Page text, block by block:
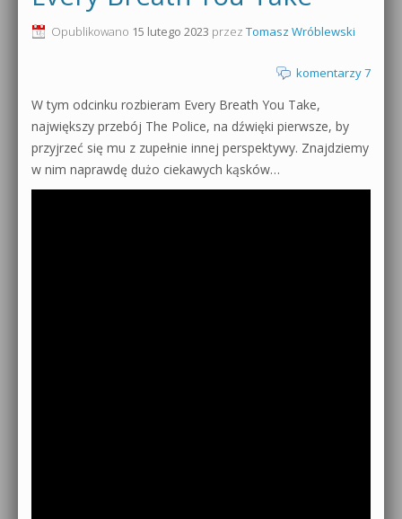
Produkcja muzyczna od podstaw
Sound Forge od podstaw
Dubstep z syntezatorem Massive
0dB.pl - informacje
Materiały dla mediów
Archiwum aktualności
Polityka prywatności
Opublikowano 15 lutego 2023 przez Tomasz Wróblewski
komentarzy 7
W tym odcinku rozbieram Every Breath You Take,
największy przebój The Police, na dźwięki pierwsze, by
przyjrzeć się mu z zupełnie innej perspektywy. Znajdziemy
w nim naprawdę dużo ciekawych kąsków…